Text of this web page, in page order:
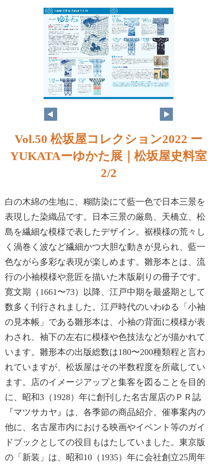
Vol.50 松坂屋コレクション2022 ー
YUKATAーゆかた展｜松坂屋史料室
2/2
白の木綿の生地に、糊防染にて藍一色で日本三景を
表現した染織品です。日本三景の厳島、天橋立、松
島を繊細な模様で表したデザイン。裾模様の荒々し
く渦巻く波など繊細かつ大胆な動きが見られ、藍一
色ながら多彩な表現が楽しめます。雛形本とは、流
行の小袖模様や意匠を描いた木版刷りの冊子です。
寛文期（1661〜73）以降、江戸中期を最盛期として
数多く刊行されました。江戸時代のいわゆる「小袖
の見本帳」である雛形本は、小袖の背面に模様が表
わされ、袖下の左右に模様や色技法などが描かれて
います。雛形本の出版総数は180〜200種類程と言わ
れていますが、松坂屋はその半数程度を所蔵してい
ます。店のイメージアップと集客を図ることを目的
に、昭和3（1928）年に創刊した名古屋店のＰＲ誌
『マツサカヤ』は、各季節の商品紹介、催事案内の
他に、名古屋市内における映画やイベント等のガイ
ドブックとしての役目もはたしていました。東京版
の「新装」は、昭和10（1935）年に会社創立25周年